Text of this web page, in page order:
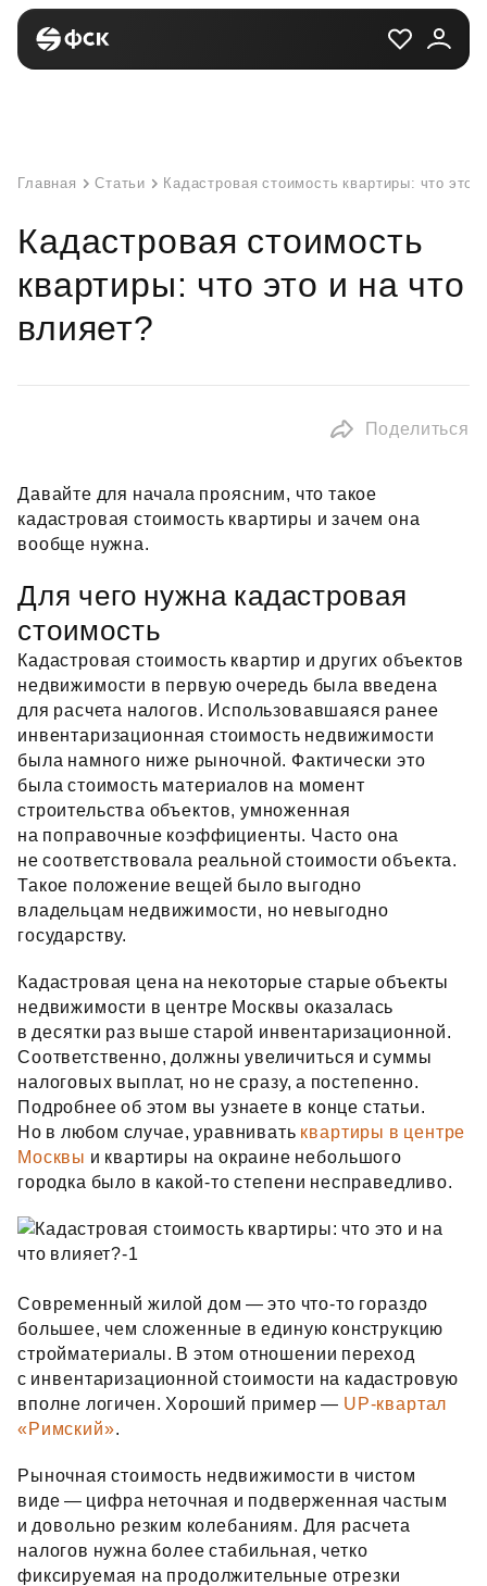
Главная Статьи Кадастровая стоимость квартиры: что это
Кадастровая стоимость
квартиры: что это и на что
влияет?
Поделиться
Давайте для начала проясним, что такое
кадастровая стоимость квартиры и зачем она
вообще нужна.
Для чего нужна кадастровая
стоимость
Кадастровая стоимость квартир и других объектов
недвижимости в первую очередь была введена
для расчета налогов. Использовавшаяся ранее
инвентаризационная стоимость недвижимости
была намного ниже рыночной. Фактически это
была стоимость материалов на момент
строительства объектов, умноженная
на поправочные коэффициенты. Часто она
не соответствовала реальной стоимости объекта.
Такое положение вещей было выгодно
владельцам недвижимости, но невыгодно
государству.
Кадастровая цена на некоторые старые объекты
недвижимости в центре Москвы оказалась
в десятки раз выше старой инвентаризационной.
Соответственно, должны увеличиться и суммы
налоговых выплат, но не сразу, а постепенно.
Подробнее об этом вы узнаете в конце статьи.
Но в любом случае, уравнивать квартиры в центре
Москвы и квартиры на окраине небольшого
городка было в какой‑то степени несправедливо.
Современный жилой дом — это что‑то гораздо
большее, чем сложенные в единую конструкцию
стройматериалы. В этом отношении переход
с инвентаризационной стоимости на кадастровую
вполне логичен. Хороший пример — UP-квартал
«Римский».
Рыночная стоимость недвижимости в чистом
виде — цифра неточная и подверженная частым
и довольно резким колебаниям. Для расчета
налогов нужна более стабильная, четко
фиксируемая на продолжительные отрезки